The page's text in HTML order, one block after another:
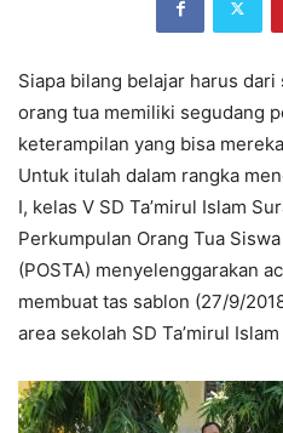
Siapa bilang belajar harus
orang tua memiliki segudang
keterampilan yang bisa
Untuk itulah dalam rangka
I, kelas V SD Ta’mirul Islam
Perkumpulan Orang Tua
(POSTA) menyelenggarakan
membuat tas sablon (27/9/
area sekolah SD Ta’mirul